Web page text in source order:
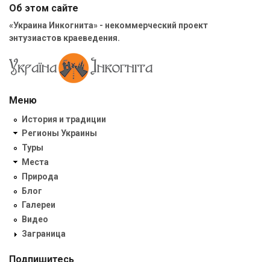
Об этом сайте
«Украина Инкогнита» - некоммерческий проект
энтузиастов краеведения.
Меню
История и традиции
Регионы Украины
Туры
Места
Природа
Блог
Галереи
Видео
Заграница
Подпишитесь